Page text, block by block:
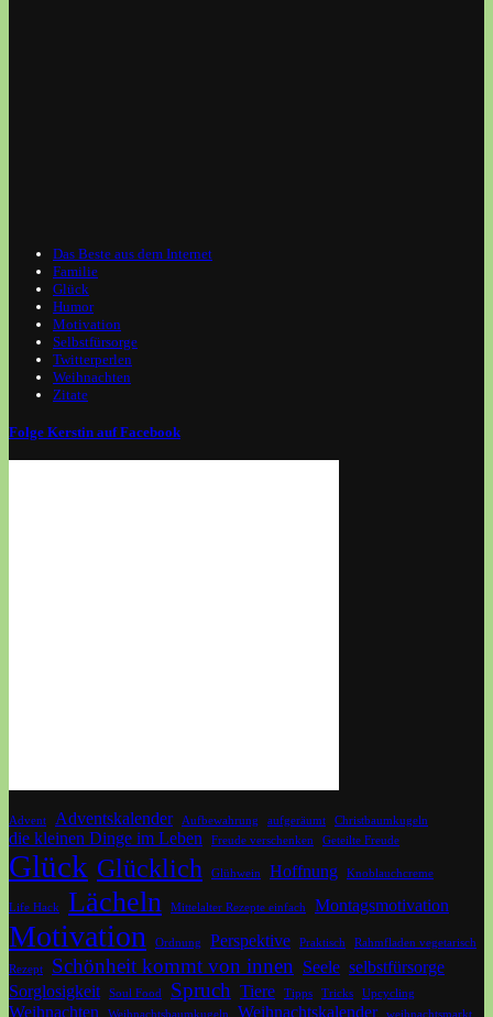
Das Beste aus dem Internet
Familie
Glück
Humor
Motivation
Selbstfürsorge
Twitterperlen
Weihnachten
Zitate
Folge Kerstin auf Facebook
Advent Adventskalender Aufbewahrung aufgeräumt Christbaumkugeln
die kleinen Dinge im Leben Freude verschenken Geteilte Freude
Glück Glücklich Glühwein Hoffnung Knoblauchcreme
Life Hack Lächeln Mittelalter Rezepte einfach Montagsmotivation
Motivation Ordnung Perspektive Praktisch Rahmfladen vegetarisch
Rezept Schönheit kommt von innen Seele selbstfürsorge
Sorglosigkeit
Soul Food Spruch Tiere Tipps Tricks Upcycling
Weihnachten Weihnachtsbaumkugeln Weihnachtskalender weihnachtsmarkt